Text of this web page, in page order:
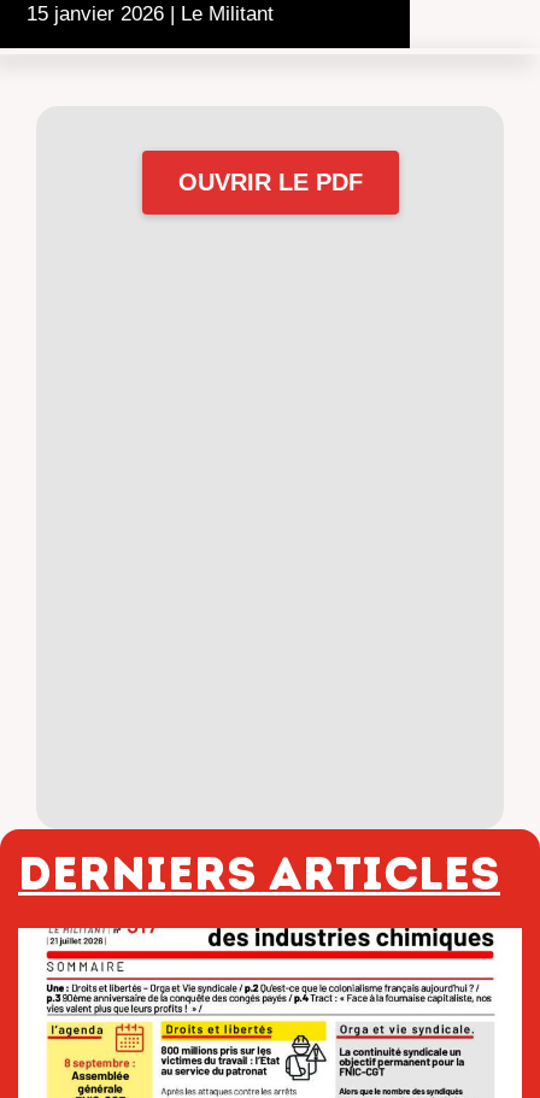
15 janvier 2026 | Le Militant
OUVRIR LE PDF
Derniers articles